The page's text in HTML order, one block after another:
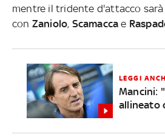
mentre il tridente d'attacco
con Zaniolo, Scamaccae
LEGGI
Mancini:
allineato